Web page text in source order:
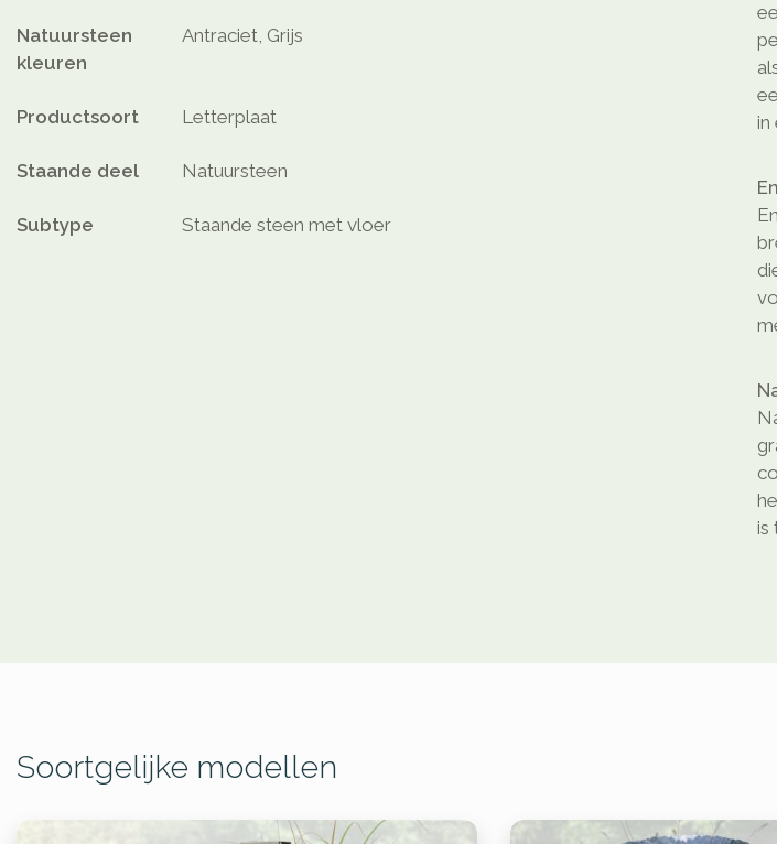
Natuursteen
kleuren
Antraciet, Grijs
Productsoort Letterplaat
Staande deel Natuursteen
Subtype Staande steen met vloer
in
is
Soortgelijke modellen